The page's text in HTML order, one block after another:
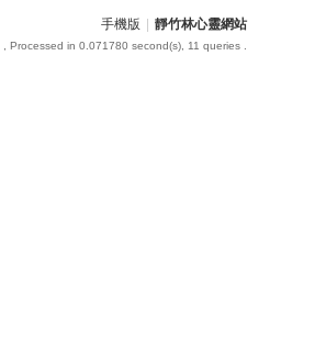
手機版 靜竹林心靈網站
, Processed in 0.071780 second(s), 11 queries .